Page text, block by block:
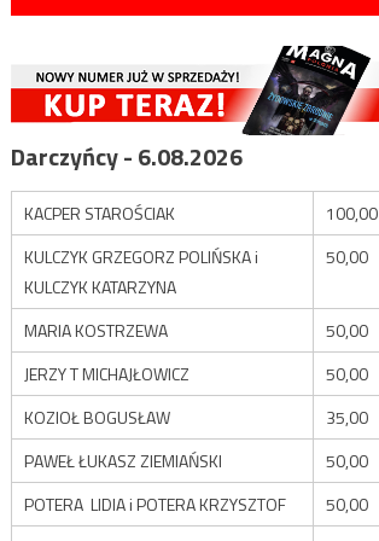
Darczyńcy - 6.08.2026
KACPER STAROŚCIAK
100,00
KULCZYK GRZEGORZ POLIŃSKA i
KULCZYK KATARZYNA
50,00
MARIA KOSTRZEWA
50,00
JERZY T MICHAJŁOWICZ
50,00
KOZIOŁ BOGUSŁAW
35,00
PAWEŁ ŁUKASZ ZIEMIAŃSKI
50,00
POTERA LIDIA i POTERA KRZYSZTOF
50,00